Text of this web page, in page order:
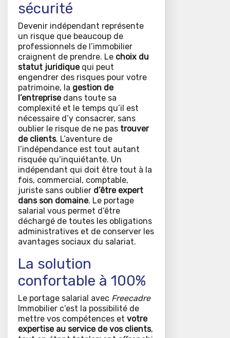
sécurité
Devenir indépendant représente
un risque que beaucoup de
professionnels de l’immobilier
craignent de prendre. Le choix du
statut juridiquequi peut
engendrer des risques pour votre
patrimoine, la gestion de
l’entreprisedans toute sa
complexité et le temps qu’il est
nécessaire d’y consacrer, sans
oublier le risque de ne pas trouver
de clients. L’aventure de
l’indépendance est tout autant
risquée qu’inquiétante. Un
indépendant qui doit être tout à la
fois, commercial, comptable,
juriste sans oublier d’être expert
dans son domaine. Le portage
salarial vous permet d’être
déchargé de toutes les obligations
administratives et de conserver les
avantages sociaux du salariat.
La solution
confortable à 100%
Le portage salarial avec Freecadre
Immobilier c’est la possibilité de
mettre vos compétences et votre
expertise au service de vos clients,